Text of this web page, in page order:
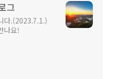
그
다.(2023.7.1.)
나요!